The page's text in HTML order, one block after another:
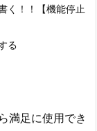
く！！【機能停止
る
満足に使用でき